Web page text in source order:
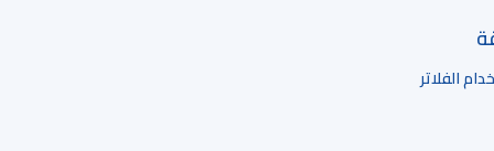
الفلاتر